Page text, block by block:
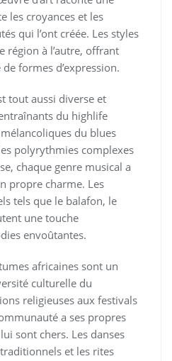
les croyances et les
qui l’ont créée. Les styles
région à l’autre, offrant
formes d’expression.
tout aussi diverse et
du highlife
du blues
polyrythmies complexes
chaque genre musical a
propre charme. Les
tels que le balafon, le
une touche
envoûtantes.
africaines sont un
culturelle du
religieuses aux festivals
a ses propres
sont chers. Les danses
et les rites